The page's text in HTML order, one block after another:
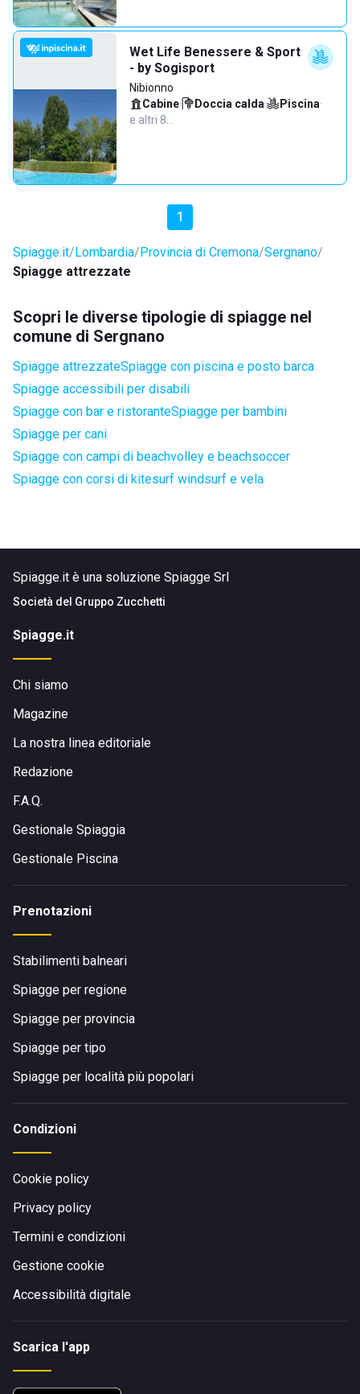
Wet Life Benessere & Sport
- by Sogisport
Nibionno
Cabine· Doccia calda· Piscina·
e altri 8…
1
Spiagge.it Lombardia Provincia di Cremona Sergnano
Spiagge attrezzate
Scopri le diverse tipologie di spiagge nel
comune di Sergnano
Spiagge attrezzateSpiagge con piscina e posto barca
Spiagge accessibili per disabili
Spiagge con bar e ristoranteSpiagge per bambini
Spiagge per cani
Spiagge con campi di beachvolley e beachsoccer
Spiagge con corsi di kitesurf windsurf e vela
Spiagge.it è una soluzione Spiagge Srl
Società del Gruppo Zucchetti
Spiagge.it
Chi siamo
Magazine
La nostra linea editoriale
Redazione
F.A.Q.
Gestionale Spiaggia
Gestionale Piscina
Prenotazioni
Stabilimenti balneari
Spiagge per regione
Spiagge per provincia
Spiagge per tipo
Spiagge per località più popolari
Condizioni
Cookie policy
Privacy policy
Termini e condizioni
Gestione cookie
Accessibilità digitale
Scarica l'app